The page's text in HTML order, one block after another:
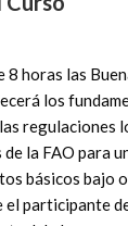
8 horas las
los
regulaciones
de la FAO para
básicos bajo
el participante